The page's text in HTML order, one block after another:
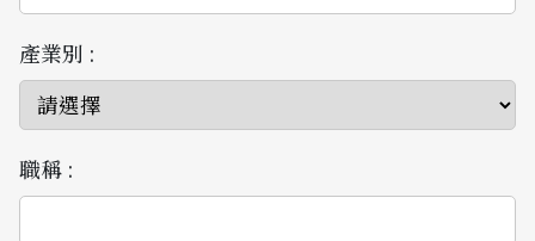
產業別 :
職稱 :